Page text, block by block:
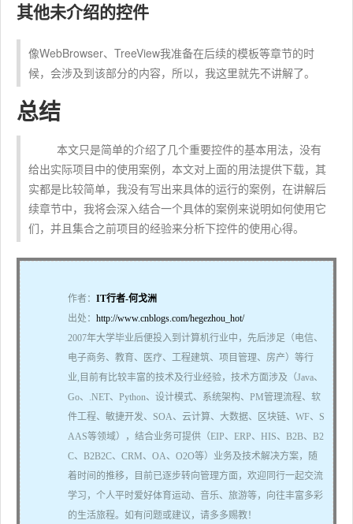
其他未介绍的控件
像WebBrowser、TreeView我准备在后续的模板等章节的时
候，会涉及到该部分的内容，所以，我这里就先不讲解了。
总结
本文只是简单的介绍了几个重要控件的基本用法，没有
给出实际项目中的使用案例，本文对上面的用法提供下载，其
实都是比较简单，我没有写出来具体的运行的案例，在讲解后
续章节中，我将会深入结合一个具体的案例来说明如何使用它
们，并且集合之前项目的经验来分析下控件的使用心得。
作者： IT行者-何戈洲
出处： http://www.cnblogs.com/hegezhou_hot/
2007年大学毕业后便投入到计算机行业中，先后涉足（电信、
电子商务、教育、医疗、工程建筑、项目管理、房产）等行
业,目前有比较丰富的技术及行业经验，技术方面涉及（Java、
Go、.NET、Python、设计模式、系统架构、PM管理流程、软
件工程、敏捷开发、SOA、云计算、大数据、区块链、WF、S
AAS等领域），结合业务可提供（EIP、ERP、HIS、B2B、B2
C、B2B2C、CRM、OA、O2O等）业务及技术解决方案，随
着时间的推移，目前已逐步转向管理方面，欢迎同行一起交流
学习，个人平时爱好体育运动、音乐、旅游等，向往丰富多彩
的生活旅程。如有问题或建议，请多多赐教！